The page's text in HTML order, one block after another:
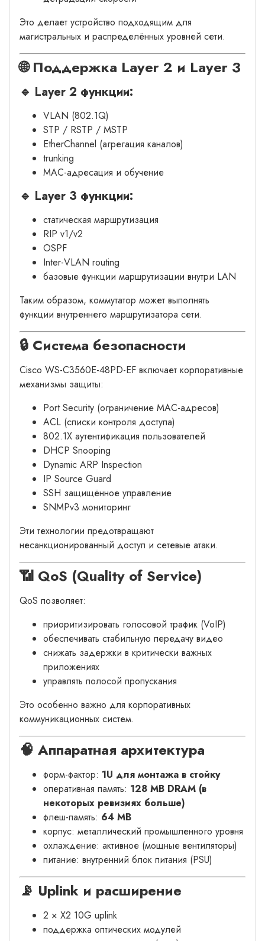
Это делает устройство подходящим для
магистральных и распределённых уровней сети.
🌐 Поддержка Layer 2 и Layer 3
🔹 Layer 2 функции:
VLAN (802.1Q)
STP / RSTP / MSTP
EtherChannel (агрегация каналов)
trunking
MAC-адресация и обучение
🔹 Layer 3 функции:
статическая маршрутизация
RIP v1/v2
OSPF
Inter-VLAN routing
базовые функции маршрутизации внутри LAN
Таким образом, коммутатор может выполнять
функции внутреннего маршрутизатора сети.
🔒 Система безопасности
Cisco WS-C3560E-48PD-EF включает корпоративные
механизмы защиты:
Port Security (ограничение MAC-адресов)
ACL (списки контроля доступа)
802.1X аутентификация пользователей
DHCP Snooping
Dynamic ARP Inspection
IP Source Guard
SSH защищённое управление
SNMPv3 мониторинг
Эти технологии предотвращают
несанкционированный доступ и сетевые атаки.
📶 QoS (Quality of Service)
QoS позволяет:
приоритизировать голосовой трафик (VoIP)
обеспечивать стабильную передачу видео
снижать задержки в критически важных
приложениях
управлять полосой пропускания
Это особенно важно для корпоративных
коммуникационных систем.
🧠 Аппаратная архитектура
форм-фактор: 1U для монтажа в стойку
оперативная память: 128 MB DRAM (в
некоторых ревизиях больше)
флеш-память: 64 MB
корпус: металлический промышленного уровня
охлаждение: активное (мощные вентиляторы)
питание: внутренний блок питания (PSU)
📡 Uplink и расширение
2 × X2 10G uplink
поддержка оптических модулей